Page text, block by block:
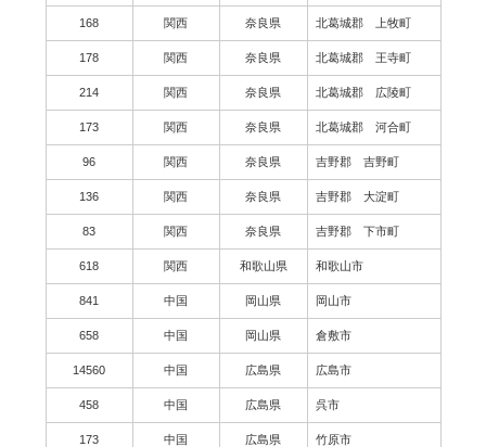
168 関西 奈良県 北葛城郡 上牧町
178 関西 奈良県 北葛城郡 王寺町
214 関西 奈良県 北葛城郡 広陵町
173 関西 奈良県 北葛城郡 河合町
96 関西 奈良県 吉野郡 吉野町
136 関西 奈良県 吉野郡 大淀町
83 関西 奈良県 吉野郡 下市町
618 関西 和歌山県 和歌山市
841 中国 岡山県 岡山市
658 中国 岡山県 倉敷市
14560 中国 広島県 広島市
458 中国 広島県 呉市
173 中国 広島県 竹原市